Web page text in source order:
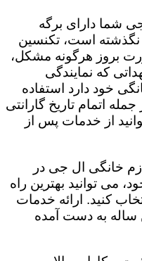
شما دارای برگه
نگذشته است، تکنسین
بروز هرگونه مشکل،
که نمایندگی
خود دارد استفاده
اتمام تاریخ گارانتی
از خدمات پس از
خانگی ال جی در
می توانید بهترین راه
کنید. ارائه خدمات
ساله به دست آمده